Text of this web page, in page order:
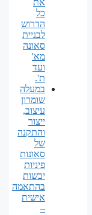
את
כל
הדרוש
לבניית
סאונה
מא'
ועד
ת'.
במעלה
שומרון
עיצוב,
ייצור
והתקנה
של
סאונות
פיניות
יבשות
בהתאמה
אישית
–